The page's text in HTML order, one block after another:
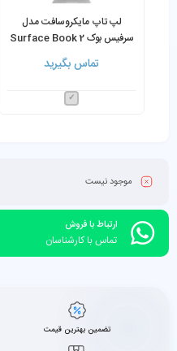
لپ تاپ مایکروسافت مدل
سرفیس بوک 2 Surface Book
2 i5-7300U 8GB RAM
256GB SSD
تماس بگیرید
موجود نیست
ارتباط با فروش
تماس با کارشناسان
تضمین بهترین قیمت